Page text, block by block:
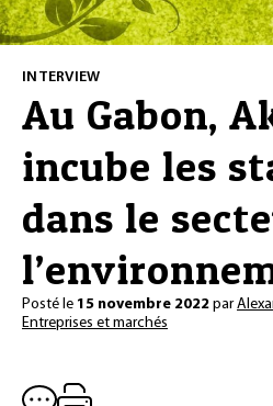
INTERVIEW
Au Gabon,
incube les
dans le
Posté le 15 novembre 2022 par
Entreprises et marchés